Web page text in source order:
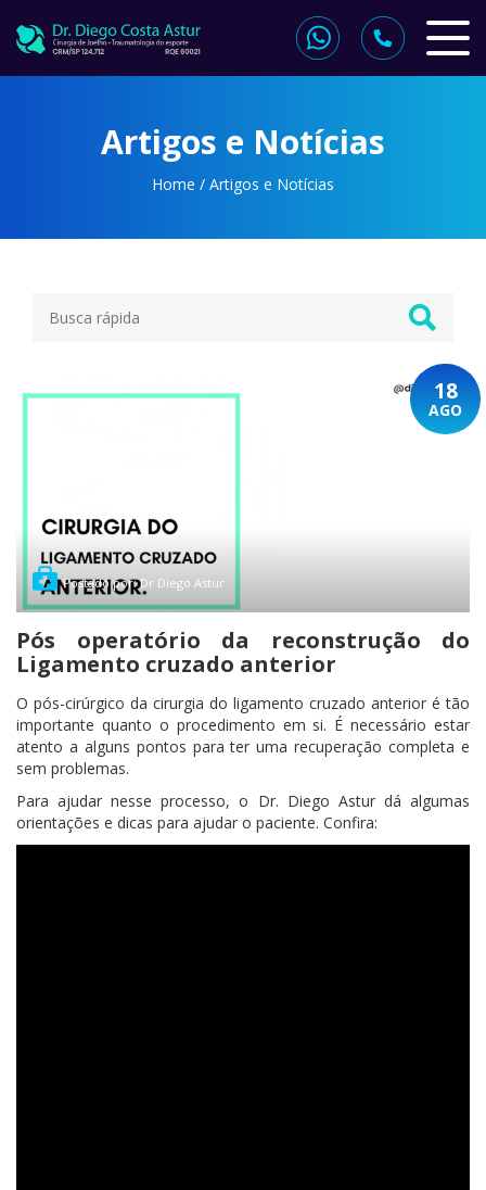
Artigos e Notícias
Home / Artigos e Notícias
18
AGO
Postado por: Dr Diego Astur
Pós operatório da reconstrução do
Ligamento cruzado anterior
O pós-cirúrgico da cirurgia do ligamento cruzado anterior é tão
importante quanto o procedimento em si. É necessário estar
atento a alguns pontos para ter uma recuperação completa e
sem problemas.
Para ajudar nesse processo, o Dr. Diego Astur dá algumas
orientações e dicas para ajudar o paciente. Confira: